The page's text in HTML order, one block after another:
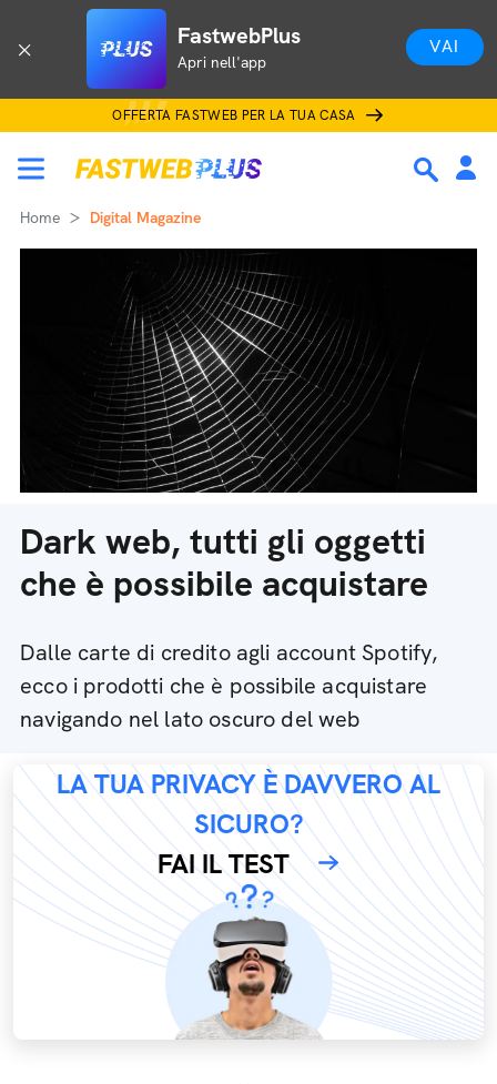
FastwebPlus
Apri nell'app
VAI
OFFERTA FASTWEB PER LA TUA CASA
Home Digital Magazine
Dark web, tutti gli oggetti
che è possibile acquistare
Dalle carte di credito agli account Spotify,
ecco i prodotti che è possibile acquistare
navigando nel lato oscuro del web
LA TUA PRIVACY È DAVVERO AL
SICURO?
FAI IL TEST